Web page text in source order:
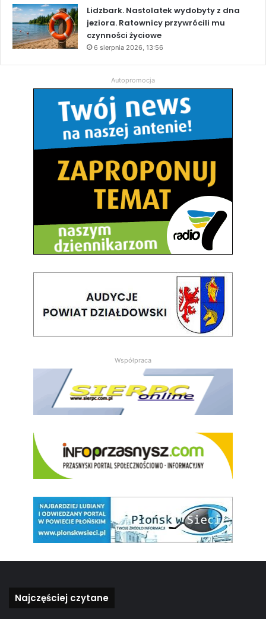
Lidzbark. Nastolatek wydobyty z dna
jeziora. Ratownicy przywrócili mu
czynności życiowe
6 sierpnia 2026, 13:56
Autopromocja
Współpraca
Najczęściej czytane